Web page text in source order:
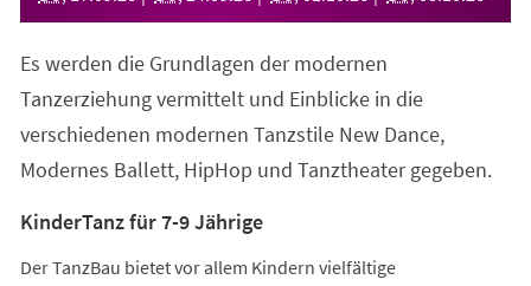
Es werden die Grundlagen der modernen
Tanzerziehung vermittelt und Einblicke in die
verschiedenen modernen Tanzstile New Dance,
Modernes Ballett, HipHop und Tanztheater gegeben.
KinderTanz für 7-9 Jährige
Der TanzBau bietet vor allem Kindern vielfältige